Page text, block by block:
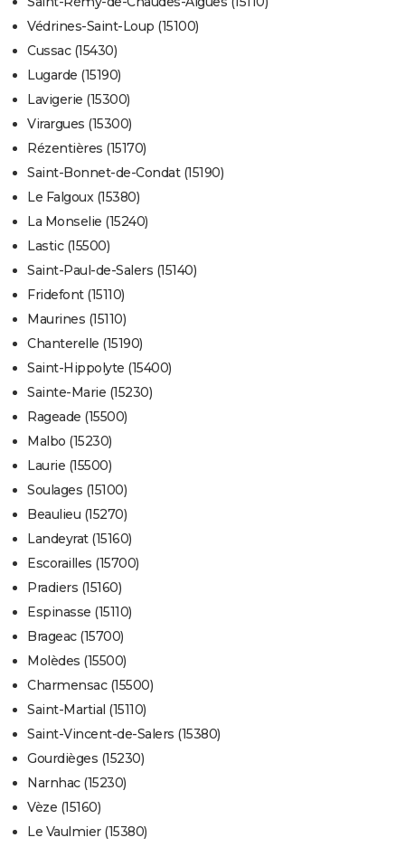
Védrines-Saint-Loup (15100)
Cussac (15430)
Lugarde (15190)
Lavigerie (15300)
Virargues (15300)
Rézentières (15170)
Saint-Bonnet-de-Condat (15190)
Le Falgoux (15380)
La Monselie (15240)
Lastic (15500)
Saint-Paul-de-Salers (15140)
Fridefont (15110)
Maurines (15110)
Chanterelle (15190)
Saint-Hippolyte (15400)
Sainte-Marie (15230)
Rageade (15500)
Malbo (15230)
Laurie (15500)
Soulages (15100)
Beaulieu (15270)
Landeyrat (15160)
Escorailles (15700)
Pradiers (15160)
Espinasse (15110)
Brageac (15700)
Molèdes (15500)
Charmensac (15500)
Saint-Martial (15110)
Saint-Vincent-de-Salers (15380)
Gourdièges (15230)
Narnhac (15230)
Vèze (15160)
Le Vaulmier (15380)